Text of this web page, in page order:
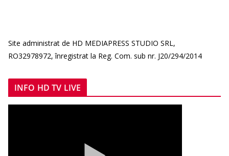
Site administrat de HD MEDIAPRESS STUDIO SRL,
RO32978972, înregistrat la Reg. Com. sub nr. J20/294/2014
INFO HD TV LIVE